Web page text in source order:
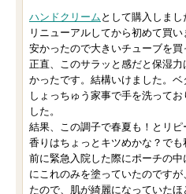
ハンドクリーム として購入しまし
リニューアルしてから初めて買
安かったので大きいチューブを買
正直、このサラッと感だと保湿
かったです。結構いけました。ベ
しょっちゅう家事で手を洗って
した。
結果、この調子で春夏も！とリピ
香りはちょっとキツめかな？でも
前に緊急入院した際にポーチの
にこれのみを塗っていたのです
たので、肌が綺麗になっていたほ